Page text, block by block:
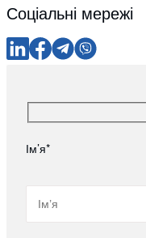
Соціальні мережі
Ім’я*